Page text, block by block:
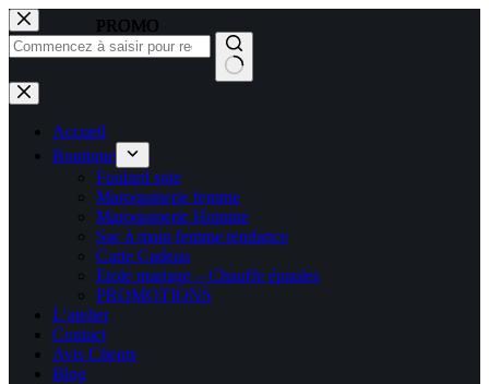
Accueil
Boutique
Foulard soie
Maroquinerie femme
Maroquinerie Homme
Sac à main femme tendance
Carte Cadeau
Etole mariage – Chauffe épaules
PROMOTIONS
L’atelier
Contact
Avis Clients
Blog
PROMO
PROMO
PROMO